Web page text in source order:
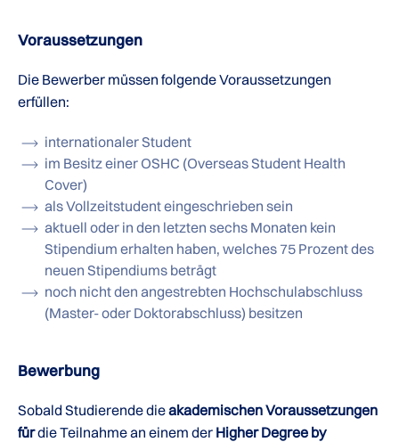
Voraussetzungen
Die Bewerber müssen folgende Voraussetzungen
erfüllen:
internationaler Student
im Besitz einer OSHC (Overseas Student Health
Cover)
als Vollzeitstudent eingeschrieben sein
aktuell oder in den letzten sechs Monaten kein
Stipendium erhalten haben, welches 75 Prozent des
neuen Stipendiums beträgt
noch nicht den angestrebten Hochschulabschluss
(Master- oder Doktorabschluss) besitzen
Bewerbung
Sobald Studierende dieakademischen Voraussetzungen
fürdie Teilnahme an einem der Higher Degree by